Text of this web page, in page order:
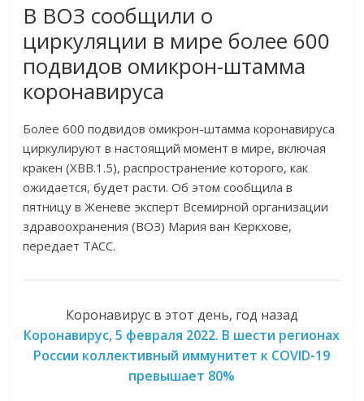
В ВОЗ сообщили о
циркуляции в мире более 600
подвидов омикрон-штамма
коронавируса
Более 600 подвидов омикрон-штамма коронавируса
циркулируют в настоящий момент в мире, включая
кракен (XBB.1.5), распространение которого, как
ожидается, будет расти. Об этом сообщила в
пятницу в Женеве эксперт Всемирной организации
здравоохранения (ВОЗ) Мария ван Керкхове,
передает ТАСС.
Коронавирус в этот день, год назад
Коронавирус, 5 февраля 2022. В шести регионах
России коллективный иммунитет к COVID-19
превышает 80%